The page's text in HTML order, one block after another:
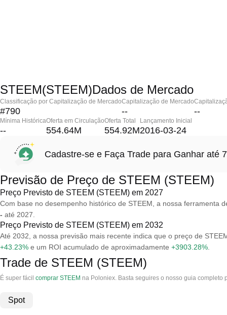
STEEM(STEEM)Dados de Mercado
Classificação por Capitalização de Mercado
#790
Capitalização de Mercado
-- --
Mínima Histórica
--
Oferta em Circulação
554.64M
Oferta Total
554.92M
Lançamento Inicial
2016-03-24
Cadastre-se e Faça Trade para Ganhar até
Previsão de Preço de STEEM (STEEM)
Preço Previsto de STEEM (STEEM) em 2027
Com base no desempenho histórico de STEEM, a nossa ferramenta
- até 2027.
Preço Previsto de STEEM (STEEM) em 2032
Até 2032, a nossa previsão mais recente indica que o preço de
+43.23% e um ROI acumulado de aproximadamente +3903.28%
Trade de STEEM (STEEM)
É super fácil comprar STEEM na Poloniex. Basta seguires o nosso guia completo
Spot